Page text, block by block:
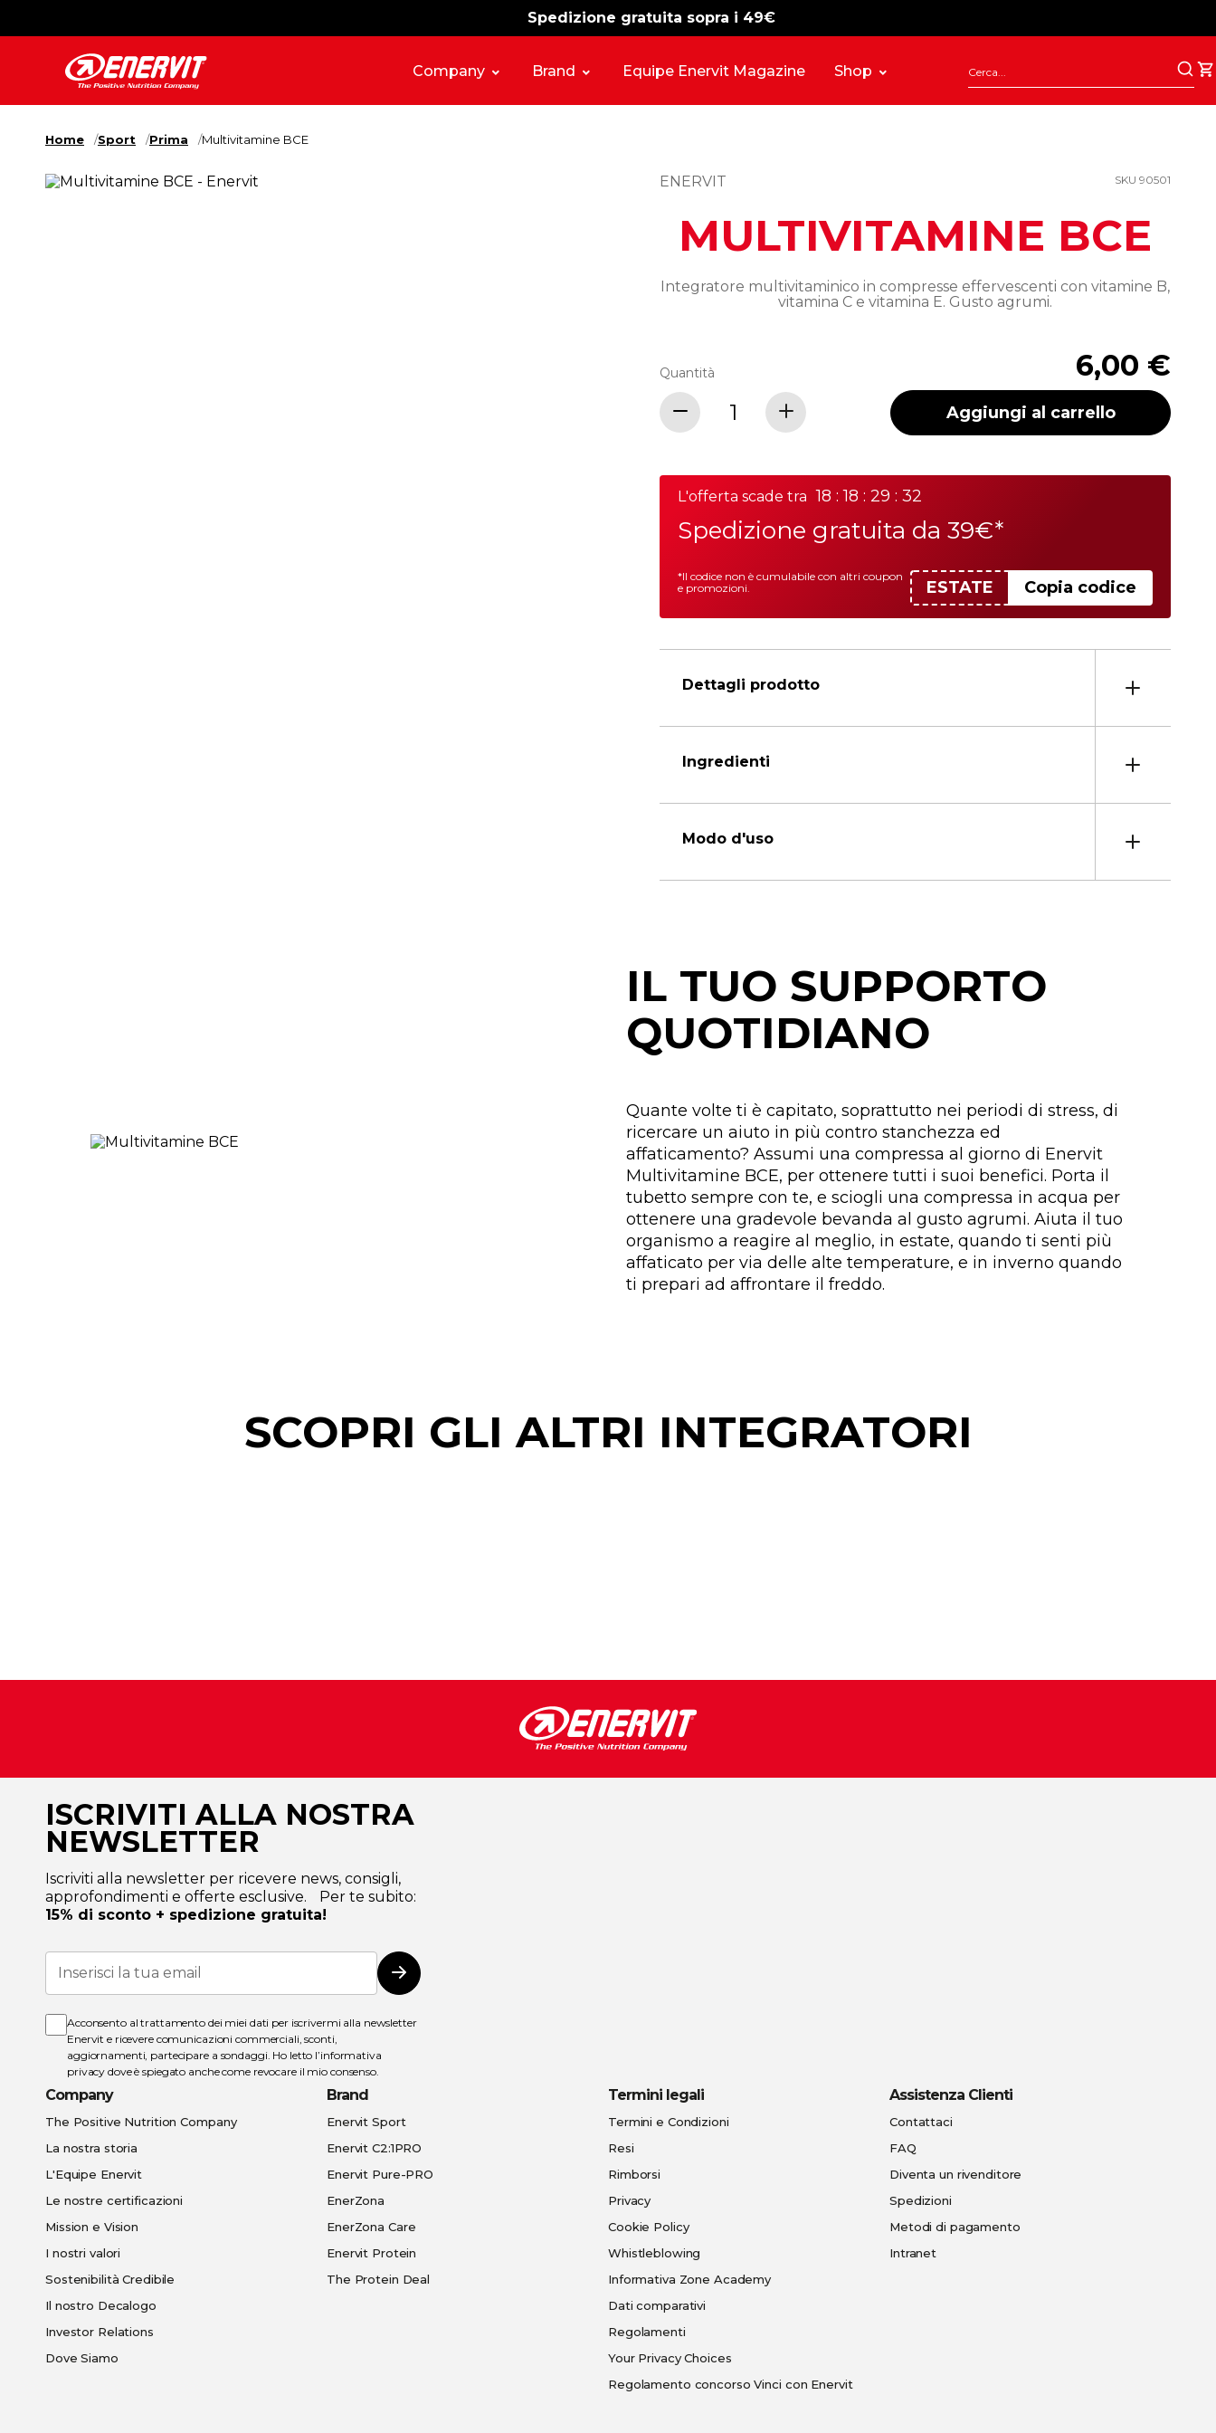
Spedizione gratuita sopra i 49€
-15% free shipping
Company Brand Equipe Enervit Magazine Shop
Home Sport Prima Multivitamine BCE
ENERVIT SKU 90501
MULTIVITAMINE BCE
Integratore multivitaminico in compresse effervescenti con vitamine B,
vitamina C e vitamina E. Gusto agrumi.
6,00 €
Quantità
Aggiungi al carrello
L'offerta scade tra 18 : 18 : 29 : 32
Spedizione gratuita da 39€*
ESTATE Copia codice
*Il codice non è cumulabile con altri coupon
e promozioni.
Dettagli prodotto
Ingredienti
Modo d'uso
IL TUO SUPPORTO
QUOTIDIANO
Quante volte ti è capitato, soprattutto nei periodi di stress, di
ricercare un aiuto in più contro stanchezza ed
affaticamento? Assumi una compressa al giorno di Enervit
Multivitamine BCE, per ottenere tutti i suoi benefici. Porta il
tubetto sempre con te, e sciogli una compressa in acqua per
ottenere una gradevole bevanda al gusto agrumi. Aiuta il tuo
organismo a reagire al meglio, in estate, quando ti senti più
affaticato per via delle alte temperature, e in inverno quando
ti prepari ad affrontare il freddo.
SCOPRI GLI ALTRI INTEGRATORI
ISCRIVITI ALLA NOSTRA
NEWSLETTER
Iscriviti alla newsletter per ricevere news, consigli,
approfondimenti e offerte esclusive. Per te subito:
15% di sconto + spedizione gratuita!
Iscriviti
alla
nostra
Iscriviti
Acconsento al trattamento dei miei dati per iscrivermi alla newsletter
Enervit e ricevere comunicazioni commerciali, sconti,
aggiornamenti, partecipare a sondaggi. Ho letto l’informativa
privacy dove è spiegato anche come revocare il mio consenso.
Company
The Positive Nutrition Company
La nostra storia
L'Equipe Enervit
Le nostre certificazioni
Mission e Vision
I nostri valori
Sostenibilità Credibile
Il nostro Decalogo
Investor Relations
Dove Siamo
Brand
Enervit Sport
Enervit C2:1PRO
Enervit Pure-PRO
EnerZona
EnerZona Care
Enervit Protein
The Protein Deal
Termini legali
Termini e Condizioni
Resi
Rimborsi
Privacy
Cookie Policy
Whistleblowing
Informativa Zone Academy
Dati comparativi
Regolamenti
Your Privacy Choices
Regolamento concorso Vinci con Enervit
Assistenza Clienti
Contattaci
FAQ
Diventa un rivenditore
Spedizioni
Metodi di pagamento
Intranet